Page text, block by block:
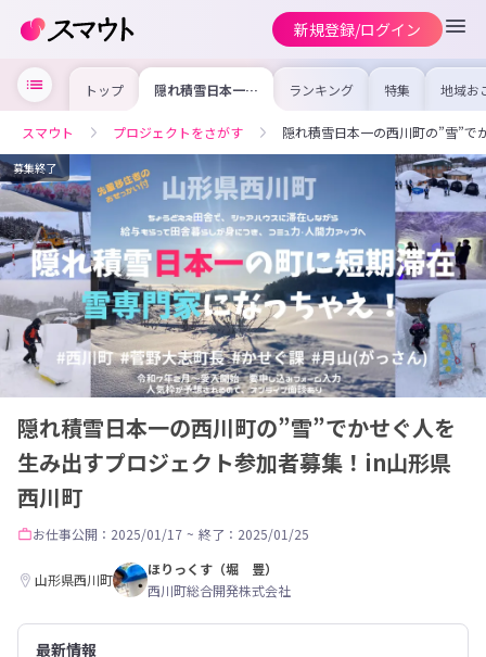
新規登録/ログイン
トップ 隠れ積雪日本一の
西川町の”雪”で
すプロジェクト参
加者募集！in山形
県西川町
ランキング 特集 地域お
の求
を集め
事内容
を比
合った
けよう
スマウト プロジェクトをさがす 隠れ積雪日本一の西川町の”雪”
募集終了
隠れ積雪日本一の西川町の”雪”でかせぐ人を
生み出すプロジェクト参加者募集！in山形県
西川町
お仕事公開：2025/01/17 ~ 終了：2025/01/25
山形県西川町
ほりっくす（堀 豊）
西川町総合開発株式会社
最新情報